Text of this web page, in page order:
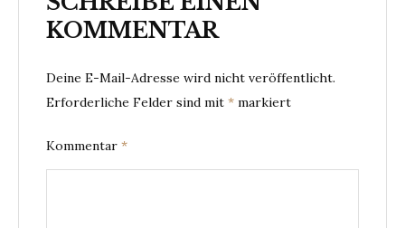
KOMMENTAR
Deine E-Mail-Adresse wird nicht veröffentlicht.
Erforderliche Felder sind mit * markiert
Kommentar *